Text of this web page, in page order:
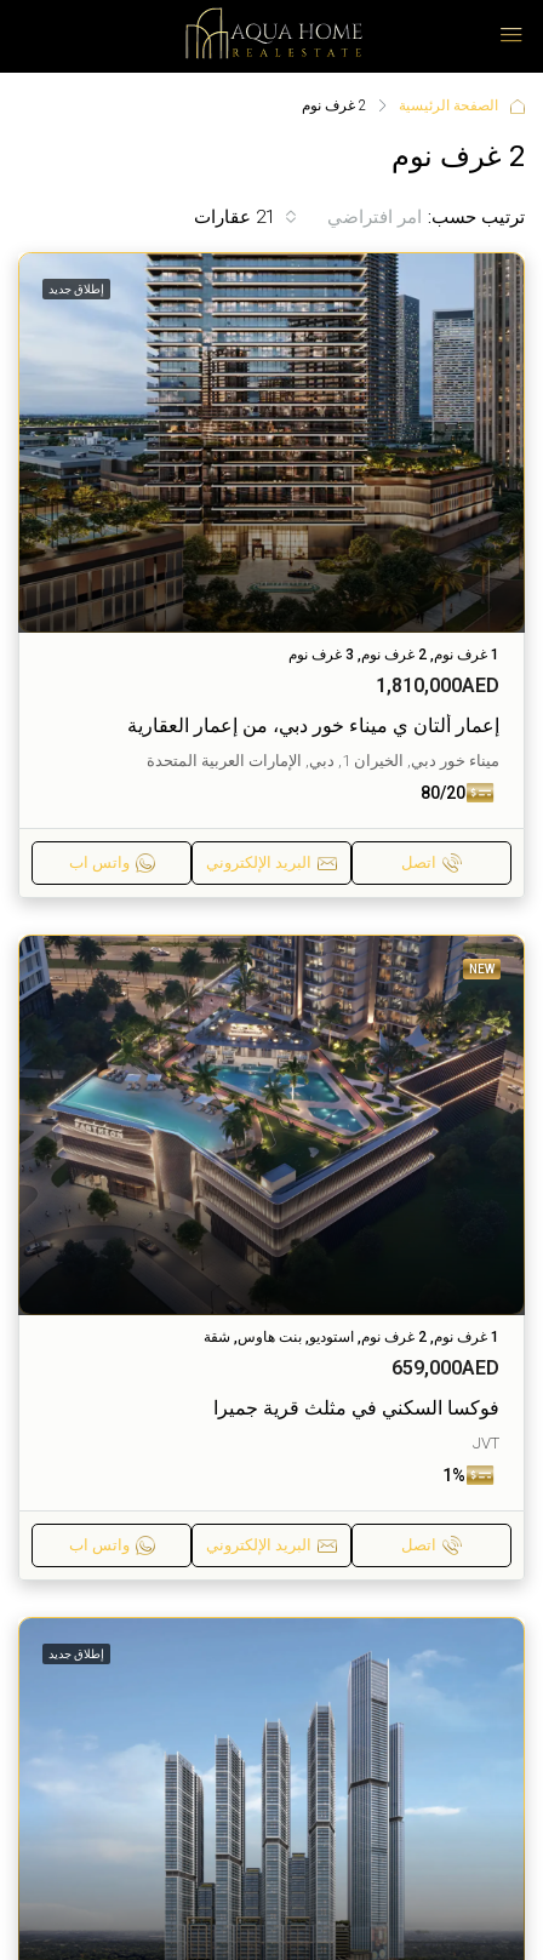
الصفحة الرئيسية 2 غرف نوم
2 غرف نوم
21 عقارات ترتيب حسب: امر افتراضي
إطلاق جديد
1 غرف نوم, 2 غرف نوم, 3 غرف نوم
1,810,000AED
إعمار ألتان ي ميناء خور دبي، من إعمار العقارية
ميناء خور دبي, الخيران 1, دبي, الإمارات العربية المتحدة
80/20
اتصل البريد الإلكتروني واتس اب
NEW
1 غرف نوم, 2 غرف نوم, استوديو, بنت هاوس, شقة
659,000AED
فوكسا السكني في مثلث قرية جميرا
JVT
1%
اتصل البريد الإلكتروني واتس اب
إطلاق جديد